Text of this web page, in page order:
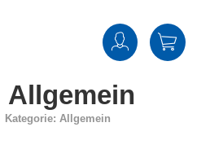
Allgemein
Kategorie: Allgemein